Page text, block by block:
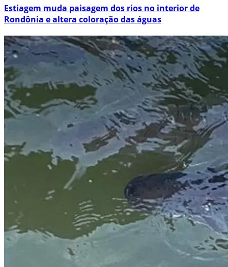
Estiagem muda paisagem dos rios no interior de
Rondônia e altera coloração das águas